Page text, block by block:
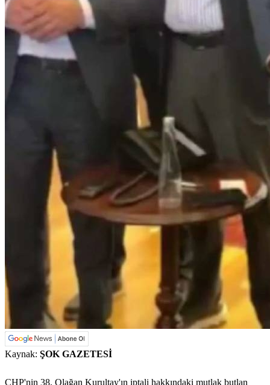
Kaynak: ŞOK GAZETESİ
CHP'nin 38. Olağan Kurultay'ın iptali hakkındaki mutlak butlan